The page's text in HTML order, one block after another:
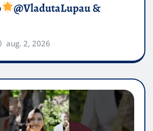
@VladutaLupau &
aug. 2, 2026